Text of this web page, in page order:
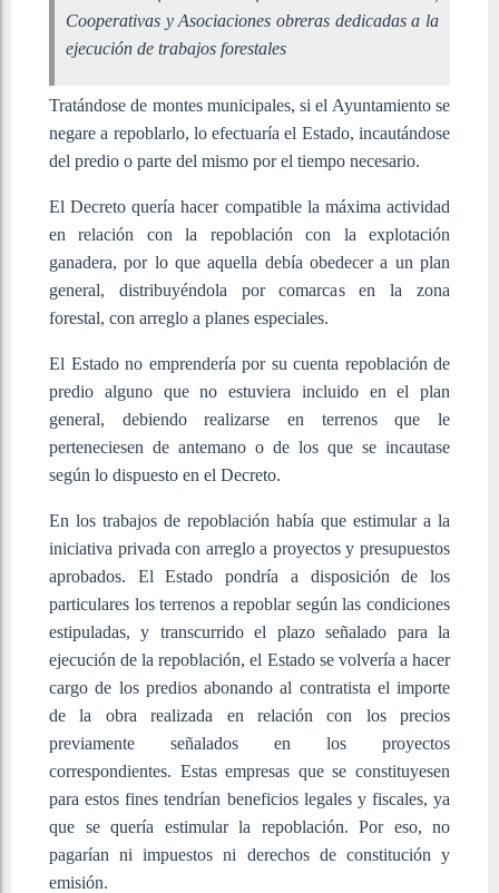
Cooperativas y Asociaciones obreras dedicadas a la
ejecución de trabajos forestales
Tratándose de montes municipales, si el Ayuntamiento se
negare a repoblarlo, lo efectuaría el Estado, incautándose
del predio o parte del mismo por el tiempo necesario.
El Decreto quería hacer compatible la máxima actividad
en relación con la repoblación con la explotación
ganadera, por lo que aquella debía obedecer a un plan
general, distribuyéndola por comarcas en la zona
forestal, con arreglo a planes especiales.
El Estado no emprendería por su cuenta repoblación de
predio alguno que no estuviera incluido en el plan
general, debiendo realizarse en terrenos que le
perteneciesen de antemano o de los que se incautase
según lo dispuesto en el Decreto.
En los trabajos de repoblación había que estimular a la
iniciativa privada con arreglo a proyectos y presupuestos
aprobados. El Estado pondría a disposición de los
particulares los terrenos a repoblar según las condiciones
estipuladas, y transcurrido el plazo señalado para la
ejecución de la repoblación, el Estado se volvería a hacer
cargo de los predios abonando al contratista el importe
de la obra realizada en relación con los precios
previamente señalados en los proyectos
correspondientes. Estas empresas que se constituyesen
para estos fines tendrían beneficios legales y fiscales, ya
que se quería estimular la repoblación. Por eso, no
pagarían ni impuestos ni derechos de constitución y
emisión.